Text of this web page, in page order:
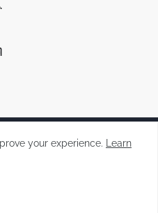
your experience.
Learn